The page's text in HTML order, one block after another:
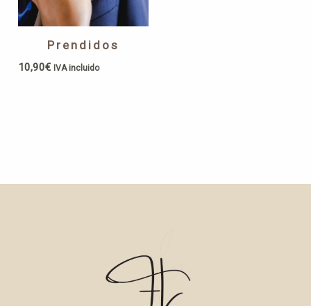
Prendidos
10,90€ IVA incluido